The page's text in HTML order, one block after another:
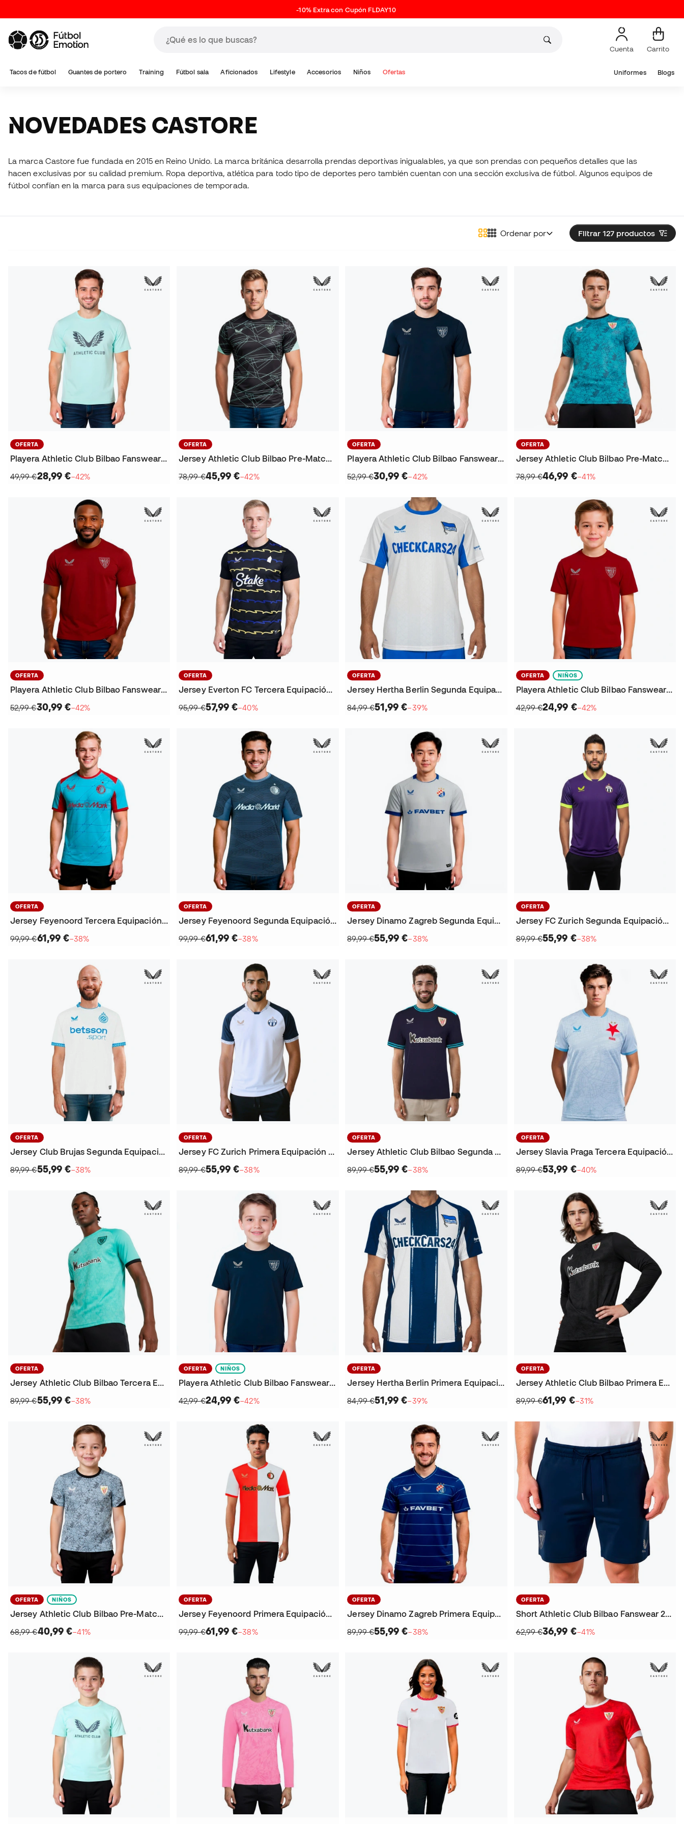
-10% Extra con Cupón FLDAY10
Cuenta Carrito
Tacos de fútbol Guantes de portero Training Fútbol sala Aficionados Lifestyle Accesorios Niños Ofertas Uniformes Blogs
NOVEDADES CASTORE
La marca Castore fue fundada en 2015 en Reino Unido. La marca británica desarrolla prendas deportivas inigualables, ya que son prendas con pequeños detalles que las
hacen exclusivas por su calidad premium. Ropa deportiva, atlética para todo tipo de deportes pero también cuentan con una sección exclusiva de fútbol. Algunos equipos de
fútbol confían en la marca para sus equipaciones de temporada.
Filtrar 127 productos
Ordenar por
OFERTA
Playera Athletic Club Bilbao Fanswear 2025-2026
49,99 €28,99 €−42%
OFERTA
Jersey Athletic Club Bilbao Pre-Match 2025-2026
78,99 €45,99 €−42%
OFERTA
Playera Athletic Club Bilbao Fanswear 2025-2026
52,99 €30,99 €−42%
OFERTA
Jersey Athletic Club Bilbao Pre-Match 2025-2026
78,99 €46,99 €−41%
OFERTA
Playera Athletic Club Bilbao Fanswear 2025-2026
52,99 €30,99 €−42%
OFERTA
Jersey Everton FC Tercera Equipación 2025-2026
95,99 €57,99 €−40%
OFERTA
Jersey Hertha Berlin Segunda Equipación 2025-2026
84,99 €51,99 €−39%
OFERTA NIÑOS
Playera Athletic Club Bilbao Fanswear 2025-2026 Niño
42,99 €24,99 €−42%
OFERTA
Jersey Feyenoord Tercera Equipación 2025-2026
99,99 €61,99 €−38%
OFERTA
Jersey Feyenoord Segunda Equipación 2025-2026
99,99 €61,99 €−38%
OFERTA
Jersey Dinamo Zagreb Segunda Equipación 2025-2026
89,99 €55,99 €−38%
OFERTA
Jersey FC Zurich Segunda Equipación 2025-2026
89,99 €55,99 €−38%
OFERTA
Jersey Club Brujas Segunda Equipación 2025-2026
89,99 €55,99 €−38%
OFERTA
Jersey FC Zurich Primera Equipación 2025-2026
89,99 €55,99 €−38%
OFERTA
Jersey Athletic Club Bilbao Segunda Equipación 2025-2026
89,99 €55,99 €−38%
OFERTA
Jersey Slavia Praga Tercera Equipación 2025-2026
89,99 €53,99 €−40%
OFERTA
Jersey Athletic Club Bilbao Tercera Equipación 2025-2026
89,99 €55,99 €−38%
OFERTA NIÑOS
Playera Athletic Club Bilbao Fanswear 2025-2026 Niño
42,99 €24,99 €−42%
OFERTA
Jersey Hertha Berlin Primera Equipación 2025-2026
84,99 €51,99 €−39%
OFERTA
Jersey Athletic Club Bilbao Primera Equipación Portero M/L 2025-2026
89,99 €61,99 €−31%
OFERTA NIÑOS
Jersey Athletic Club Bilbao Pre-Match 2025-2026 Niño
68,99 €40,99 €−41%
OFERTA
Jersey Feyenoord Primera Equipación 2025-2026
99,99 €61,99 €−38%
OFERTA
Jersey Dinamo Zagreb Primera Equipación 2025-2026
89,99 €55,99 €−38%
OFERTA
Short Athletic Club Bilbao Fanswear 2025-2026
62,99 €36,99 €−41%